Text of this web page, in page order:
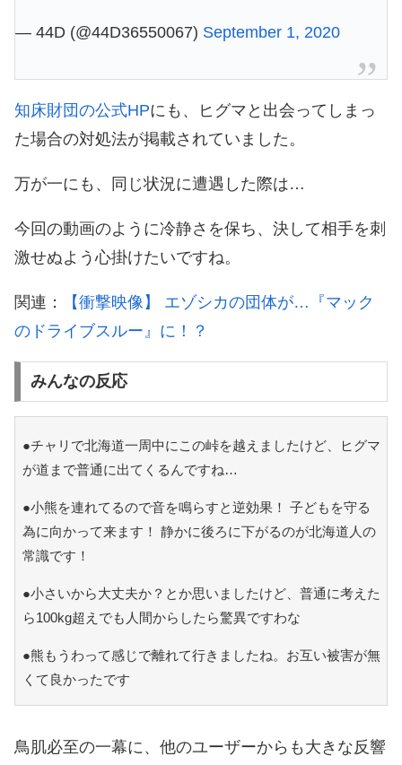
— 44D (@44D36550067) September 1, 2020
知床財団の公式HPにも、ヒグマと出会ってしまっ
た場合の対処法が掲載されていました。
万が一にも、同じ状況に遭遇した際は…
今回の動画のように冷静さを保ち、決して相手を刺
激せぬよう心掛けたいですね。
関連：
【衝撃映像】 エゾシカの団体が…『マック
のドライブスルー』に！？
みんなの反応
●チャリで北海道一周中にこの峠を越えましたけど、ヒグマ
が道まで普通に出てくるんですね…
●小熊を連れてるので音を鳴らすと逆効果！ 子どもを守る
為に向かって来ます！ 静かに後ろに下がるのが北海道人の
常識です！
●小さいから大丈夫か？とか思いましたけど、普通に考えた
ら100kg超えでも人間からしたら驚異ですわな
●熊もうわって感じで離れて行きましたね。お互い被害が無
くて良かったです
鳥肌必至の一幕に、他のユーザーからも大きな反響